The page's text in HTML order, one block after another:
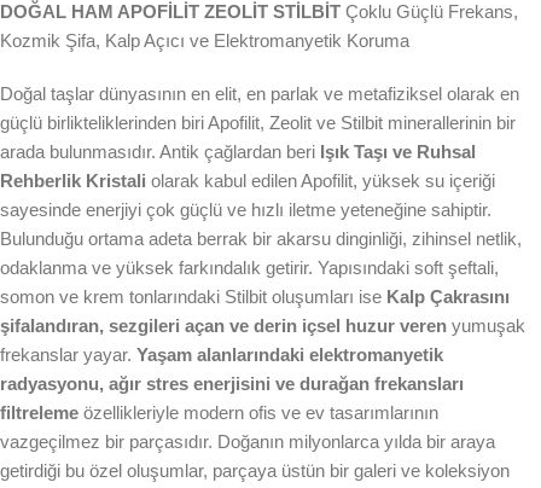
DOĞAL HAM APOFİLİT ZEOLİT STİLBİT Çoklu Güçlü Frekans,
Kozmik Şifa, Kalp Açıcı ve Elektromanyetik Koruma
Doğal taşlar dünyasının en elit, en parlak ve metafiziksel olarak en
güçlü birlikteliklerinden biri Apofilit, Zeolit ve Stilbit minerallerinin bir
arada bulunmasıdır. Antik çağlardan beri Işık Taşı ve Ruhsal
Rehberlik Kristali olarak kabul edilen Apofilit, yüksek su içeriği
sayesinde enerjiyi çok güçlü ve hızlı iletme yeteneğine sahiptir.
Bulunduğu ortama adeta berrak bir akarsu dinginliği, zihinsel netlik,
odaklanma ve yüksek farkındalık getirir. Yapısındaki soft şeftali,
somon ve krem tonlarındaki Stilbit oluşumları ise Kalp Çakrasını
şifalandıran, sezgileri açan ve derin içsel huzur veren yumuşak
frekanslar yayar. Yaşam alanlarındaki elektromanyetik
radyasyonu, ağır stres enerjisini ve durağan frekansları
filtreleme özellikleriyle modern ofis ve ev tasarımlarının
vazgeçilmez bir parçasıdır. Doğanın milyonlarca yılda bir araya
getirdiği bu özel oluşumlar, parçaya üstün bir galeri ve koleksiyon